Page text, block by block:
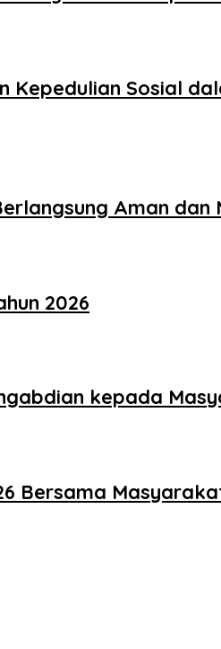
Kepedulian Sosial
Aman dan
2026
kepada
Bersama